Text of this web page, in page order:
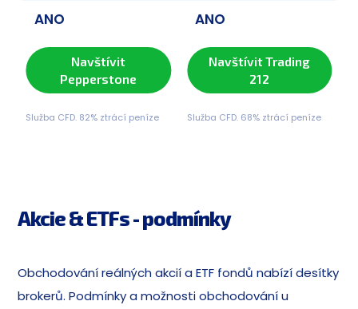
ANO ANO
Navštívit
Pepperstone
Služba CFD. 82% ztrácí peníze
Navštívit Trading
212
Služba CFD. 68% ztrácí peníze
Akcie & ETFs - podmínky
Obchodování reálných akcií a ETF fondů nabízí desítky
brokerů. Podmínky a možnosti obchodování u